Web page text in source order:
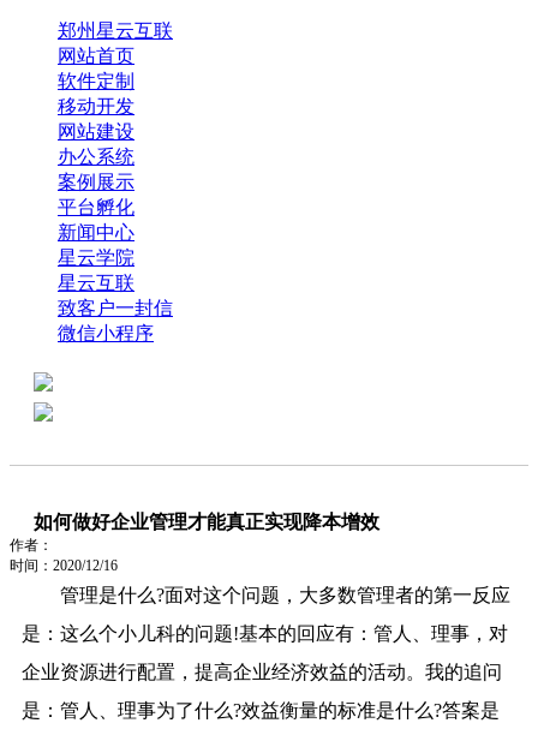
郑州星云互联
网站首页
软件定制
移动开发
网站建设
办公系统
案例展示
平台孵化
新闻中心
星云学院
星云互联
致客户一封信
微信小程序
如何做好企业管理才能真正实现降本增效
作者：
时间：2020/12/16
管理是什么?面对这个问题，大多数管理者的第一反应
是：这么个小儿科的问题!基本的回应有：管人、理事，对
企业资源进行配置，提高企业经济效益的活动。我的追问
是：管人、理事为了什么?效益衡量的标准是什么?答案是